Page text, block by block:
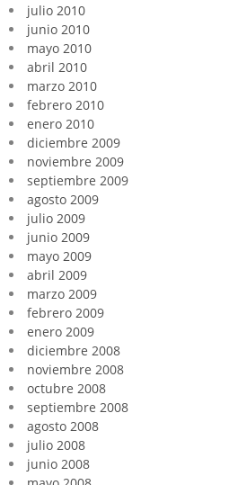
julio 2010
junio 2010
mayo 2010
abril 2010
marzo 2010
febrero 2010
enero 2010
diciembre 2009
noviembre 2009
septiembre 2009
agosto 2009
julio 2009
junio 2009
mayo 2009
abril 2009
marzo 2009
febrero 2009
enero 2009
diciembre 2008
noviembre 2008
octubre 2008
septiembre 2008
agosto 2008
julio 2008
junio 2008